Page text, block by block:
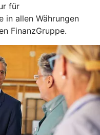
für
in allen Währungen
FinanzGruppe.